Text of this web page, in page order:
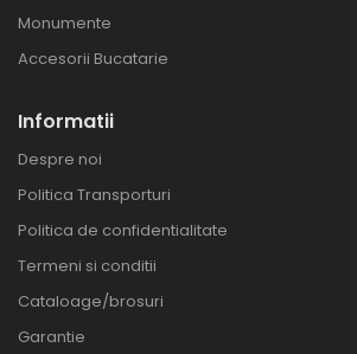
Monumente
Accesorii Bucatarie
Informatii
Despre noi
Politica Transporturi
Politica de confidentialitate
Termeni si conditii
Cataloage/brosuri
Garantie